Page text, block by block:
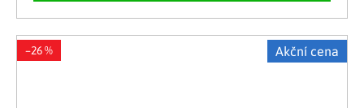
Akční cena
–26 %